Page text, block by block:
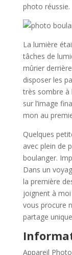
photo réussie.
La lumière
tâches de
mûrier
disposer les
très sombre à
sur l’image
mon au
Quelques
avec plein de
boulanger.
Dans un
la première
joignent à
vous procure
partage
Appareil